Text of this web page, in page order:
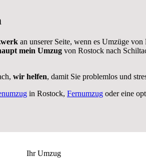
an unserer Seite, wenn es Umzüge
mein Umzug von Rostock nach
wir helfen, damit Sie problemlos und
in Rostock, Fernumzug oder eine
Ihr Umzug